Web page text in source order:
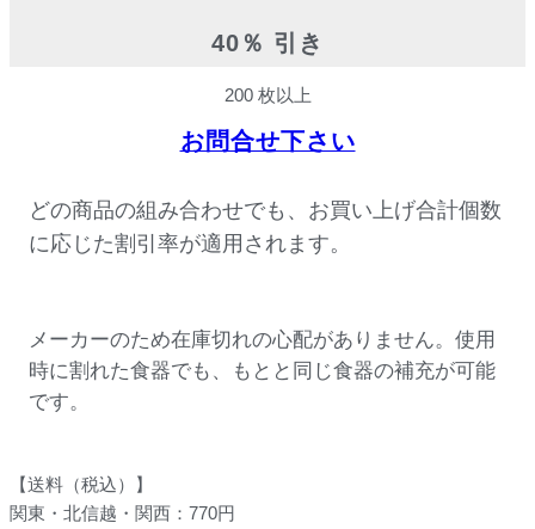
40％ 引き
200 枚以上
お問合せ下さい
どの商品の組み合わせでも、お買い上げ合計個数
に応じた割引率が適用されます。
メーカーのため在庫切れの心配がありません。使用
時に割れた食器でも、もとと同じ食器の補充が可能
です。
【送料（税込）】
関東・北信越・関西：770円